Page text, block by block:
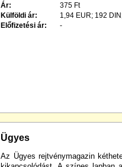
Ár:
375 Ft
Külföldi ár:
1,94 EUR; 192
Előfizetési ár:
-
Ügyes
Az Ügyes rejtvénymagazin